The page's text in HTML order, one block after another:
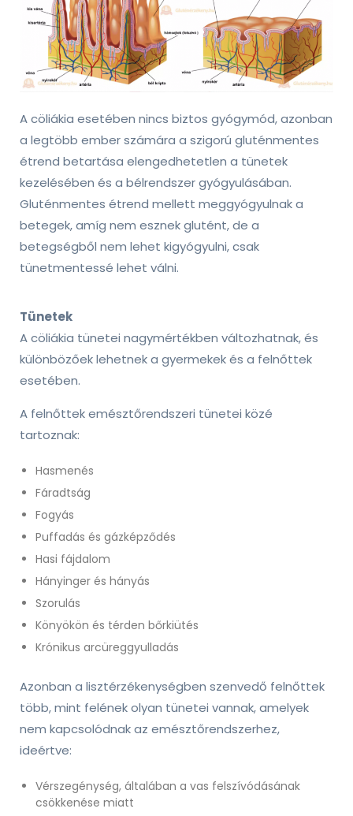
A cöliákia esetében nincs biztos gyógymód, azonban
a legtöbb ember számára a szigorú gluténmentes
étrend betartása elengedhetetlen a tünetek
kezelésében és a bélrendszer gyógyulásában.
Gluténmentes étrend mellett meggyógyulnak a
betegek, amíg nem esznek glutént, de a
betegségből nem lehet kigyógyulni, csak
tünetmentessé lehet válni.
Tünetek
A cöliákia tünetei nagymértékben változhatnak, és
különbözőek lehetnek a gyermekek és a felnőttek
esetében.
A felnőttek emésztőrendszeri tünetei közé
tartoznak:
Hasmenés
Fáradtság
Fogyás
Puffadás és gázképződés
Hasi fájdalom
Hányinger és hányás
Szorulás
Könyökön és térden bőrkiütés
Krónikus arcüreggyulladás
Azonban a lisztérzékenységben szenvedő felnőttek
több, mint felének olyan tünetei vannak, amelyek
nem kapcsolódnak az emésztőrendszerhez,
ideértve:
Vérszegénység, általában a vas felszívódásának
csökkenése miatt